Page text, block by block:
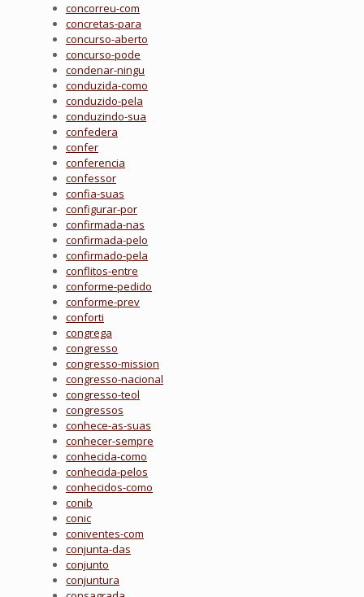
concorreu-com
concretas-para
concurso-aberto
concurso-pode
condenar-ningu
conduzida-como
conduzido-pela
conduzindo-sua
confedera
confer
conferencia
confessor
confia-suas
configurar-por
confirmada-nas
confirmada-pelo
confirmado-pela
conflitos-entre
conforme-pedido
conforme-prev
conforti
congrega
congresso
congresso-mission
congresso-nacional
congresso-teol
congressos
conhece-as-suas
conhecer-sempre
conhecida-como
conhecida-pelos
conhecidos-como
conib
conic
coniventes-com
conjunta-das
conjunto
conjuntura